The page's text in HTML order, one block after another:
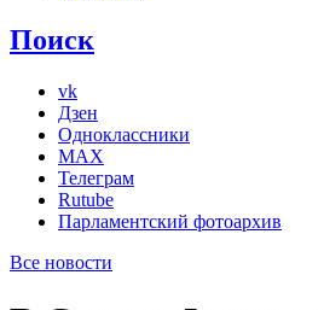
Поиск
vk
Дзен
Одноклассники
MAX
Телеграм
Rutube
Парламентский фотоархив
Все новости